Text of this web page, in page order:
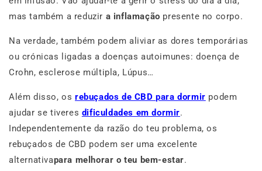
mas também a reduzir a inflamação presente no corpo.
Na verdade, também podem aliviar as dores temporárias
ou crónicas ligadas a doenças autoimunes: doença de
Crohn, esclerose múltipla, Lúpus…
Além disso, os rebuçados de CBD para dormir podem
ajudar se tiveres dificuldades em dormir.
Independentemente da razão do teu problema, os
rebuçados de CBD podem ser uma excelente
alternativapara melhorar o teu bem-estar.